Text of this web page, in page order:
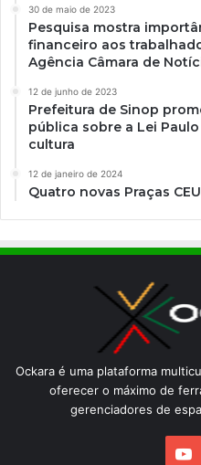
30 de maio de 2023
Pesquisa mostra
financeiro aos
Agência Câmara de
12 de junho de 2023
Prefeitura de Sinop
pública sobre a Lei
cultura
12 de janeiro de 2024
Quatro novas Praças
Ockara é uma plataforma
oferecer o máximo de
gerenciadores de